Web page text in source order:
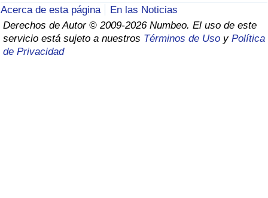
Acerca de esta página
En las Noticias
Derechos de Autor © 2009-2026 Numbeo. El uso de este
servicio está sujeto a nuestros Términos de Uso y Política
de Privacidad
Calificación del Índice de Criminalidad
(Actual)
Índice de Criminalidad